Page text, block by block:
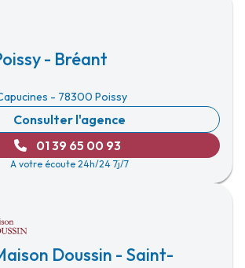
- Bréant
- 78300 Poissy
Consulter l'agence
01 39 65 00 93
A votre écoute 24h/24 7j/7
Doussin - Saint-